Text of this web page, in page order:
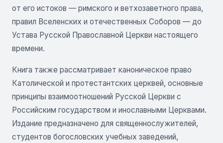
от его истоков — римского и ветхозаветного права,
правил Вселенских и отечественных Соборов — до
Устава Русской Православной Церкви настоящего
времени.
Книга также рассматривает каноническое право
Католической и протестантских церквей, основные
принципы взаимоотношений Русской Церкви с
Российским государством и инославными Церквами.
Издание предназначено для священнослужителей,
студентов богословских учебных заведений,